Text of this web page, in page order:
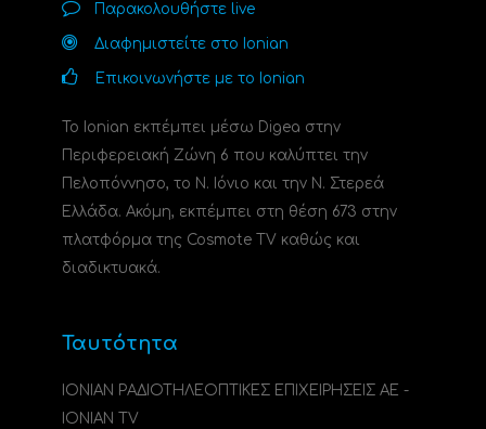
Παρακολουθήστε live
Διαφημιστείτε στο Ionian
Επικοινωνήστε με το Ionian
Το Ionian εκπέμπει μέσω Digea στην
Περιφερειακή Ζώνη 6 που καλύπτει την
Πελοπόννησο, το N. Ιόνιο και την Ν. Στερεά
Ελλάδα. Ακόμη, εκπέμπει στη θέση 673 στην
πλατφόρμα της Cosmote TV καθώς και
διαδικτυακά.
Ταυτότητα
ΙΟΝΙΑΝ ΡΑΔΙΟΤΗΛΕΟΠΤΙΚΕΣ ΕΠΙΧΕΙΡΗΣΕΙΣ ΑΕ -
IONIAN TV